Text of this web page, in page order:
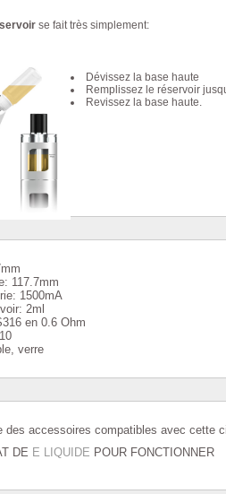
se fait très simplement:
Dévissez la base haute
Remplissez le réservoir
Revissez la base haute.
117.7mm
1500mA
2ml
en 0.6 Ohm
verre
des accessoires compatibles avec cette
DE E LIQUIDE POUR FONCTIONNER